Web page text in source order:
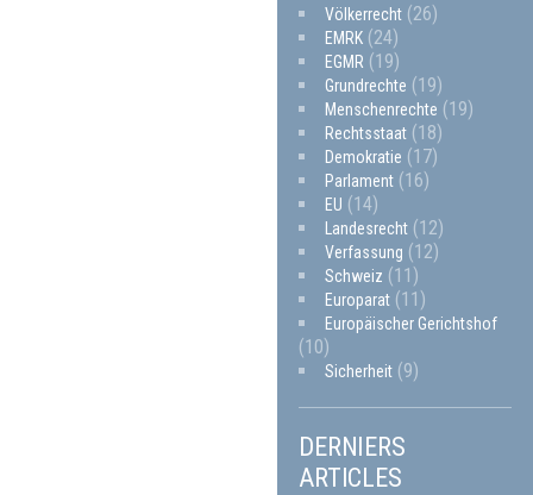
Völkerrecht (26)
EMRK (24)
EGMR (19)
Grundrechte (19)
Menschenrechte (19)
Rechtsstaat (18)
Demokratie (17)
Parlament (16)
EU (14)
Landesrecht (12)
Verfassung (12)
Schweiz (11)
Europarat (11)
Europäischer Gerichtshof
(10)
Sicherheit (9)
DERNIERS
ARTICLES